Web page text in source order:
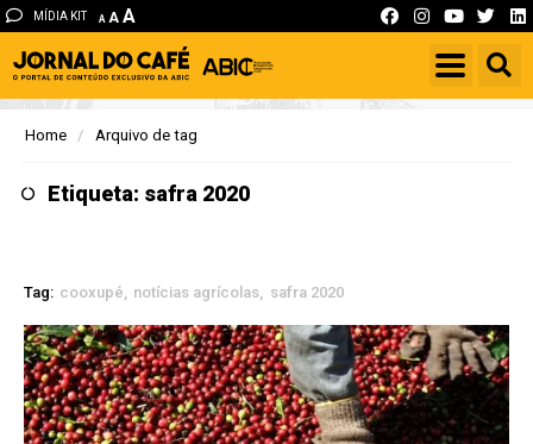
MÍDIA KIT A A A
Home Arquivo de tag
Etiqueta: safra 2020
Tag: cooxupé notícias agrícolas safra 2020